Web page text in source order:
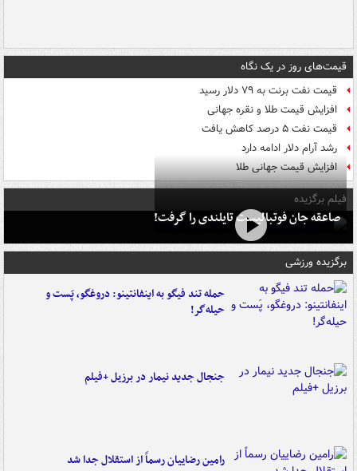
قیمت‌های روز در یک نگاه
قیمت نفت برنت به ۷۹ دلار رسید
افزایش قیمت طلا و نقره جهانی
قیمت نفت ۵ درصد کاهش یافت
رشد آرام دلار ادامه دارد
افزایش قیمت جهانی طلا
فیلم برگزیده
صاعقه جان فوتبالیست تایلندی را گرفت!
برگزیده ورزشی
حمله تند فیگو به اینفانتینو: دروغگو، پَست‌ و
حیله‌گر!
جنجال جدید نیمار در برزیل +فیلم
رامین رضاییان رسماً از استقلال جدا شد